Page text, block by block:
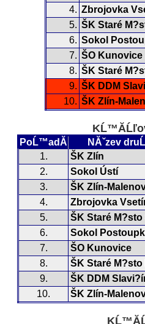
4. Zbrojovka
5. ŠK Staré
6. Sokol
7. ŠO Kunovice
8. ŠK Staré
9. ŠK DDM
10. ŠK Zlín-
PoĹ™adĂ­ NĂˇzev
1.
ŠK Zlín
2.
Sokol Ústí
3.
ŠK Zlín-
4.
Zbrojovka
5.
ŠK Staré M?sto
6.
Sokol
7.
ŠO Kunovice
8.
ŠK Staré M?sto
9.
ŠK DDM
10.
ŠK Zlín-